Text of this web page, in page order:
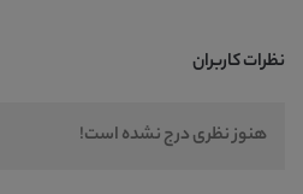
نظرات کاربران
هنوز نظری درج نشده است!